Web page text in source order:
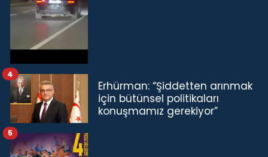
Erhürman: “Şiddetten arınmak
için bütünsel politikaları
konuşmamız gerekiyor”
4
5